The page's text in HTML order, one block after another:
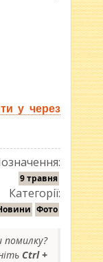
у через
9 травня
Категорії:
Фото
Ctrl +